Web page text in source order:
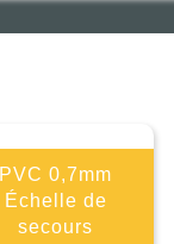
PVC 0,7mm
Échelle de
secours